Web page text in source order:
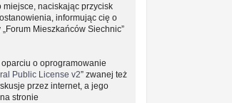
miejsce, naciskając przycisk
informując cię o
Mieszkańców Siechnic”
oparciu o oprogramowanie
Public License v2” zwanej też
przez internet, a jego
stronie